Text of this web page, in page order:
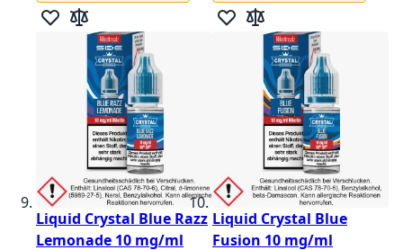
Zur Wunschliste hinzufügen
Zur Vergleichsliste hinzufügenZur Wunschliste hinzufügen
Zur Vergleichsliste
Liquid Crystal Blue Razz
Lemonade 10 mg/ml
Liquid Crystal Blue
Fusion 10 mg/ml